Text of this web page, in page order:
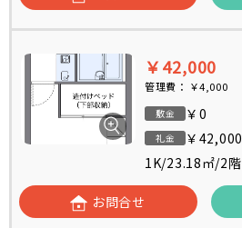
￥42,000
管理費： ￥4,000
敷金 ￥0
礼金
￥42,000
1K/23.18㎡/2階
お問合せ